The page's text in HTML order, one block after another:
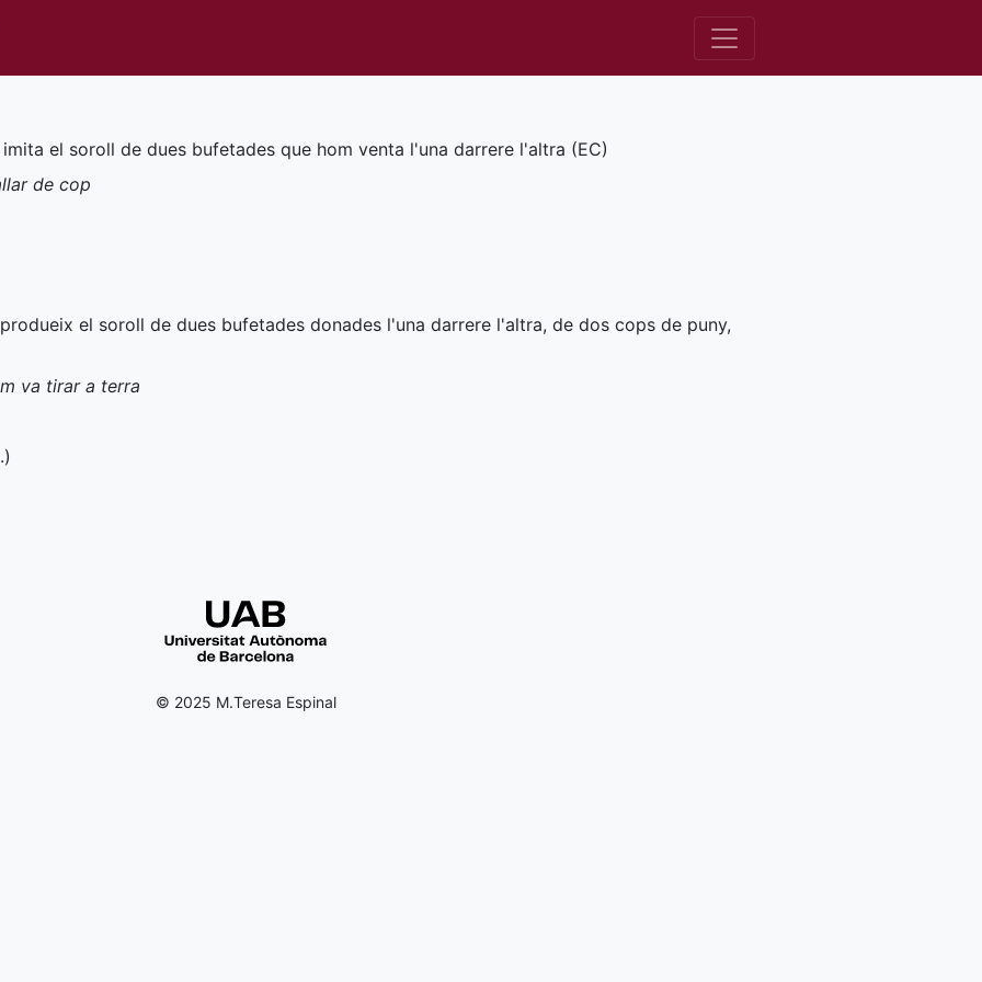
el soroll de dues bufetades que hom venta l'una darrere l'altra (EC)
de cop
el soroll de dues bufetades donades l'una darrere l'altra, de dos cops de puny,
va tirar a terra
)
© 2025 M.Teresa Espinal